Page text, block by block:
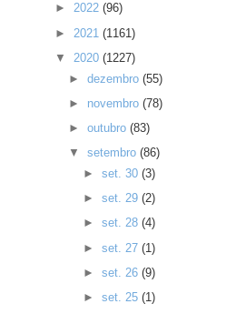
► 2022 (96)
► 2021 (1161)
▼ 2020 (1227)
►dezembro(55)
► novembro(78)
►outubro(83)
▼setembro(86)
► set. 30 (3)
► set. 29 (2)
► set. 28 (4)
► set. 27 (1)
► set. 26 (9)
► set. 25 (1)